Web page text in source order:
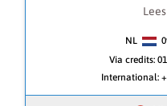
kijk ik via mijn
droomuitleg om het
onderscheid is mijn
eeuwen oude
begeleiding
NL
Via credits:
International: